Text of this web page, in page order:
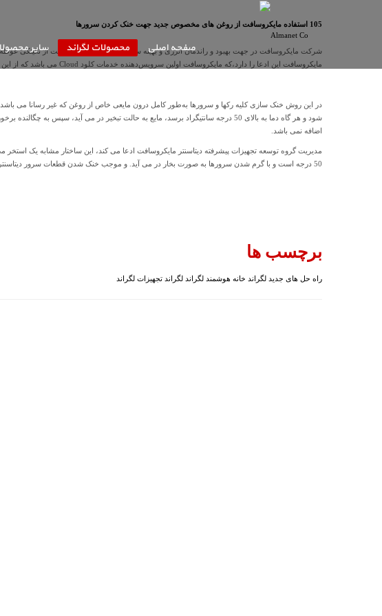
صفحه اصلی محصولات لگراند سایر
105 استفاده مایکروسافت از روغن های مخصوص جدید جهت خنک کردن سرورها
شرکت مایکروسافت در جهت بهبود و راندمان انرژی و بهینه سازی سرورهای مایکروسافت از تکینکی
مایکروسافت این ادعا را دارد،که مایکروسافت اولین سرویس‌دهنده خدمات کلود Cloud می باشد که از این نوع سیستم خنک‌سازی مایع چند مرحله ‌ای در محیط‌های دیتاسنتر خود استفاده می‌کنند.
در این روش خنک سازی کلیه رکها و سرورها به‌طور کامل درون مایعی خاص از روغن که غیر رسانا می
شود و هر گاه دما به بالای 50 درجه سانتیگراد برسد، مایع به حالت تبخیر در می
اضافه نمی باشد.
50 درجه است و با گرم شدن سرورها به صورت بخار در می آید. و موجب خنک شدن قطعات سرور دیتاسنترها می شود. این طرح به صورت آزمایشی در قسمتی از مایکروسافت شروع شده است، و در حال گسترش در سایر دیتاسنترهای دیگر مایکروسافت می باشد.
برچسب ها
راه حل های جدید لگراند خانه هوشمند لگراند لگراند تجهیزات لگراند